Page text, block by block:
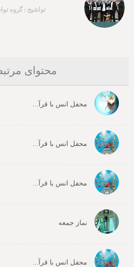
تواشیح : گروه
محتوای
محفل انس با قرآ...
محفل انس با قرآ...
محفل انس با قرآ...
نماز جمعه
محفل انس با قرآ...